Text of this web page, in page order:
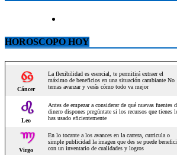
HOROSCOPO HOY